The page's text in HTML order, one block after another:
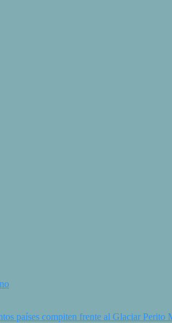
países compiten frente al Glaciar Perito